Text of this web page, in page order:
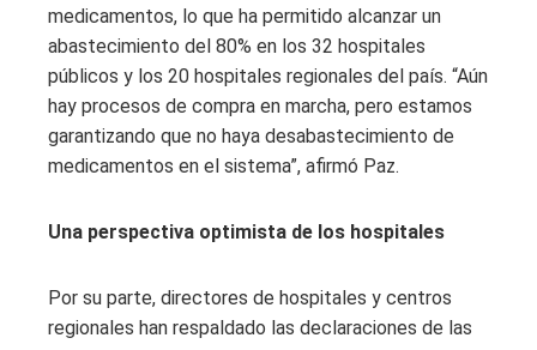
medicamentos, lo que ha permitido alcanzar un
abastecimiento del 80% en los 32 hospitales
públicos y los 20 hospitales regionales del país. “Aún
hay procesos de compra en marcha, pero estamos
garantizando que no haya desabastecimiento de
medicamentos en el sistema”, afirmó Paz.
Una perspectiva optimista de los hospitales
Por su parte, directores de hospitales y centros
regionales han respaldado las declaraciones de las